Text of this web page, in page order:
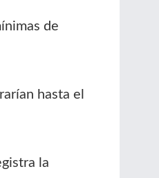
de
hasta el
la